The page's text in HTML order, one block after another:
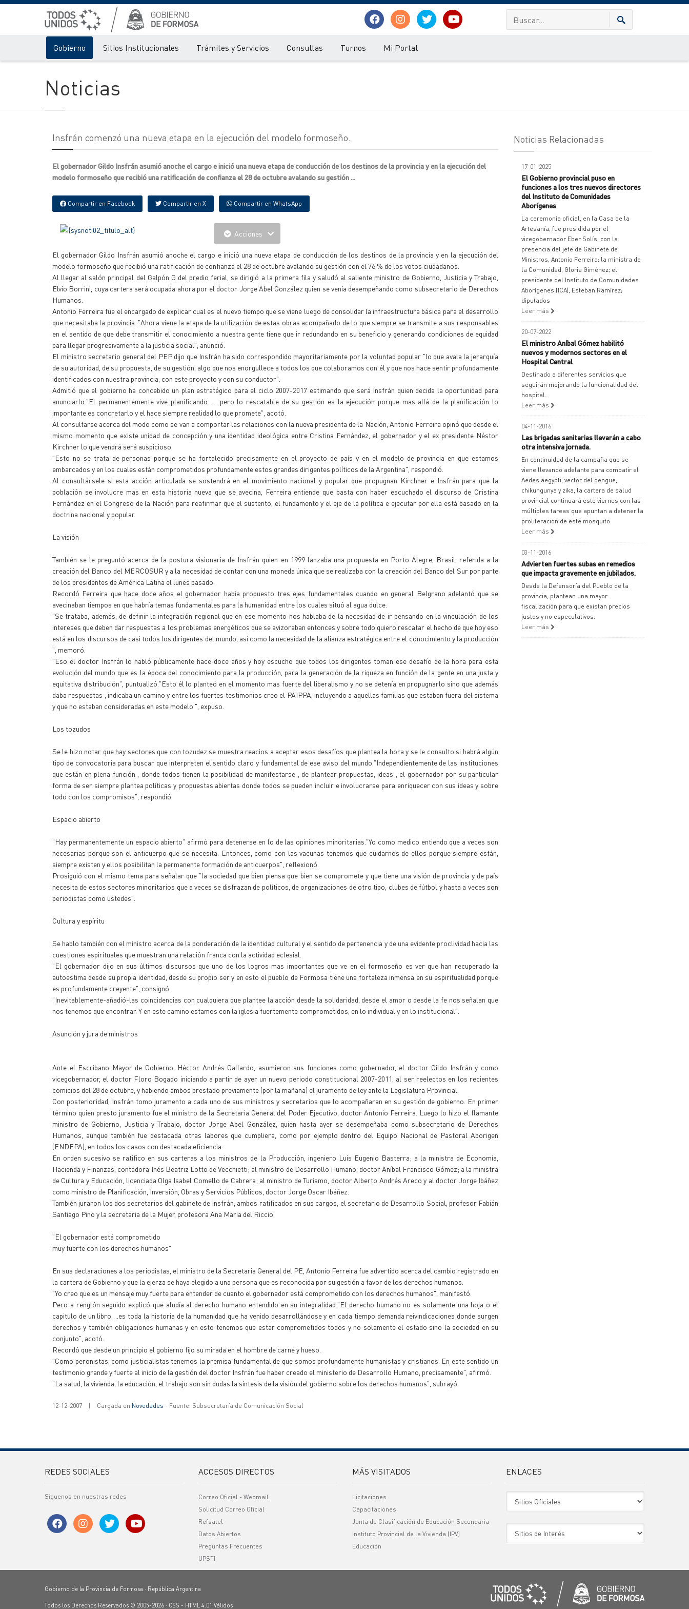
Gobierno Sitios Institucionales Trámites y Servicios Consultas Turnos Mi Portal
Noticias
Insfrán comenzó una nueva etapa en la ejecución del modelo formoseño.
El gobernador Gildo Insfrán asumió anoche el cargo e inició una nueva etapa de conducción de los destinos de la provincia y en la ejecución del
modelo formoseño que recibió una ratificación de confianza el 28 de octubre avalando su gestión ...
Compartir en Facebook Compartir en X Compartir en WhatsApp
Acciones
El gobernador Gildo Insfrán asumió anoche el cargo e inició una nueva etapa de conducción de los destinos de la provincia y en la ejecución del
modelo formoseño que recibió una ratificación de confianza el 28 de octubre avalando su gestión con el 76 % de los votos ciudadanos.
Al llegar al salón principal del Galpón G del predio ferial, se dirigió a la primera fila y saludó al saliente ministro de Gobierno, Justicia y Trabajo,
Elvio Borrini, cuya cartera será ocupada ahora por el doctor Jorge Abel González quien se venía desempeñando como subsecretario de Derechos
Humanos.
Antonio Ferreira fue el encargado de explicar cual es el nuevo tiempo que se viene luego de consolidar la infraestructura básica para el desarrollo
que necesitaba la provincia. "Ahora viene la etapa de la utilización de estas obras acompañado de lo que siempre se transmite a sus responsables
en el sentido de que debe transmitir el conocimiento a nuestra gente tiene que ir redundando en su beneficio y generando condiciones de equidad
para llegar progresivamente a la justicia social", anunció.
El ministro secretario general del PEP dijo que Insfrán ha sido correspondido mayoritariamente por la voluntad popular "lo que avala la jerarquía
de su autoridad, de su propuesta, de su gestión, algo que nos enorgullece a todos los que colaboramos con él y que nos hace sentir profundamente
identificados con nuestra provincia, con este proyecto y con su conductor".
Admitió que el gobierno ha concebido un plan estratégico para el ciclo 2007-2017 estimando que será Insfrán quien decida la oportunidad para
anunciarlo."El permanentemente vive planificando...... pero lo rescatable de su gestión es la ejecución porque mas allá de la planificación lo
importante es concretarlo y el hace siempre realidad lo que promete", acotó.
Al consultarse acerca del modo como se van a comportar las relaciones con la nueva presidenta de la Nación, Antonio Ferreira opinó que desde el
mismo momento que existe unidad de concepción y una identidad ideológica entre Cristina Fernández, el gobernador y el ex presidente Néstor
Kirchner lo que vendrá será auspicioso.
"Esto no se trata de personas porque se ha fortalecido precisamente en el proyecto de país y en el modelo de provincia en que estamos
embarcados y en los cuales están comprometidos profundamente estos grandes dirigentes políticos de la Argentina", respondió.
Al consultársele si esta acción articulada se sostendrá en el movimiento nacional y popular que propugnan Kirchner e Insfrán para que la
población se involucre mas en esta historia nueva que se avecina, Ferreira entiende que basta con haber escuchado el discurso de Cristina
Fernández en el Congreso de la Nación para reafirmar que el sustento, el fundamento y el eje de la política e ejecutar por ella está basado en la
doctrina nacional y popular.
La visión
También se le preguntó acerca de la postura visionaria de Insfrán quien en 1999 lanzaba una propuesta en Porto Alegre, Brasil, referida a la
creación del Banco del MERCOSUR y a la necesidad de contar con una moneda única que se realizaba con la creación del Banco del Sur por parte
de los presidentes de América Latina el lunes pasado.
Recordó Ferreira que hace doce años el gobernador había propuesto tres ejes fundamentales cuando en general Belgrano adelantó que se
avecinaban tiempos en que habría temas fundamentales para la humanidad entre los cuales situó al agua dulce.
"Se trataba, además, de definir la integración regional que en ese momento nos hablaba de la necesidad de ir pensando en la vinculación de los
intereses que deben dar respuestas a los problemas energéticos que se avizoraban entonces y sobre todo quiero rescatar el hecho de que hoy eso
está en los discursos de casi todos los dirigentes del mundo, así como la necesidad de la alianza estratégica entre el conocimiento y la producción
", memoró.
"Eso el doctor Insfrán lo habló públicamente hace doce años y hoy escucho que todos los dirigentes toman ese desafío de la hora para esta
evolución del mundo que es la época del conocimiento para la producción, para la generación de la riqueza en función de la gente en una justa y
equitativa distribución", puntualizó."Esto él lo planteó en el momento mas fuerte del liberalismo y no se detenía en propugnarlo sino que además
daba respuestas , indicaba un camino y entre los fuertes testimonios creo el PAIPPA, incluyendo a aquellas familias que estaban fuera del sistema
y que no estaban consideradas en este modelo ", expuso.
Los tozudos
Se le hizo notar que hay sectores que con tozudez se muestra reacios a aceptar esos desafíos que plantea la hora y se le consulto si habrá algún
tipo de convocatoria para buscar que interpreten el sentido claro y fundamental de ese aviso del mundo."Independientemente de las instituciones
que están en plena función , donde todos tienen la posibilidad de manifestarse , de plantear propuestas, ideas , el gobernador por su particular
forma de ser siempre plantea políticas y propuestas abiertas donde todos se pueden incluir e involucrarse para enriquecer con sus ideas y sobre
todo con los compromisos", respondió.
Espacio abierto
"Hay permanentemente un espacio abierto" afirmó para detenerse en lo de las opiniones minoritarias."Yo como medico entiendo que a veces son
necesarias porque son el anticuerpo que se necesita. Entonces, como con las vacunas tenemos que cuidarnos de ellos porque siempre están,
siempre existen y ellos posibilitan la permanente formación de anticuerpos", reflexionó.
Prosiguió con el mismo tema para señalar que "la sociedad que bien piensa que bien se compromete y que tiene una visión de provincia y de país
necesita de estos sectores minoritarios que a veces se disfrazan de políticos, de organizaciones de otro tipo, clubes de fútbol y hasta a veces son
periodistas como ustedes".
Cultura y espíritu
Se hablo también con el ministro acerca de la ponderación de la identidad cultural y el sentido de pertenencia y de una evidente proclividad hacia las
cuestiones espirituales que muestran una relación franca con la actividad eclesial.
"El gobernador dijo en sus últimos discursos que uno de los logros mas importantes que ve en el formoseño es ver que han recuperado la
autoestima desde su propia identidad, desde su propio ser y en esto el pueblo de Formosa tiene una fortaleza inmensa en su espiritualidad porque
es profundamente creyente", consignó.
"Inevitablemente-añadió-las coincidencias con cualquiera que plantee la acción desde la solidaridad, desde el amor o desde la fe nos señalan que
nos tenemos que encontrar. Y en este camino estamos con la iglesia fuertemente comprometidos, en lo individual y en lo institucional".
Asunción y jura de ministros
Ante el Escribano Mayor de Gobierno, Héctor Andrés Gallardo, asumieron sus funciones como gobernador, el doctor Gildo Insfrán y como
vicegobernador, el doctor Floro Bogado iniciando a partir de ayer un nuevo periodo constitucional 2007-2011, al ser reelectos en los recientes
comicios del 28 de octubre, y habiendo ambos prestado previamente (por la mañana) el juramento de ley ante la Legislatura Provincial.
Con posterioridad, Insfrán tomo juramento a cada uno de sus ministros y secretarios que lo acompañaran en su gestión de gobierno. En primer
término quien presto juramento fue el ministro de la Secretaria General del Poder Ejecutivo, doctor Antonio Ferreira. Luego lo hizo el flamante
ministro de Gobierno, Justicia y Trabajo, doctor Jorge Abel González, quien hasta ayer se desempeñaba como subsecretario de Derechos
Humanos, aunque también fue destacada otras labores que cumpliera, como por ejemplo dentro del Equipo Nacional de Pastoral Aborigen
(ENDEPA), en todos los casos con destacada eficiencia.
En orden sucesivo se ratifico en sus carteras a los ministros de la Producción, ingeniero Luis Eugenio Basterra; a la ministra de Economía,
Hacienda y Finanzas, contadora Inés Beatriz Lotto de Vecchietti; al ministro de Desarrollo Humano, doctor Aníbal Francisco Gómez; a la ministra
de Cultura y Educación, licenciada Olga Isabel Comello de Cabrera; al ministro de Turismo, doctor Alberto Andrés Areco y al doctor Jorge Ibáñez
como ministro de Planificación, Inversión, Obras y Servicios Públicos, doctor Jorge Oscar Ibáñez.
También juraron los dos secretarios del gabinete de Insfrán, ambos ratificados en sus cargos, el secretario de Desarrollo Social, profesor Fabián
Santiago Pino y la secretaria de la Mujer, profesora Ana Maria del Riccio.
"El gobernador está comprometido
muy fuerte con los derechos humanos"
En sus declaraciones a los periodistas, el ministro de la Secretaria General del PE, Antonio Ferreira fue advertido acerca del cambio registrado en
la cartera de Gobierno y que la ejerza se haya elegido a una persona que es reconocida por su gestión a favor de los derechos humanos.
"Yo creo que es un mensaje muy fuerte para entender de cuanto el gobernador está comprometido con los derechos humanos", manifestó.
Pero a renglón seguido explicó que aludía al derecho humano entendido en su integralidad."El derecho humano no es solamente una hoja o el
capitulo de un libro….es toda la historia de la humanidad que ha venido desarrollándose y en cada tiempo demanda reivindicaciones donde surgen
derechos y también obligaciones humanas y en esto tenemos que estar comprometidos todos y no solamente el estado sino la sociedad en su
conjunto", acotó.
Recordó que desde un principio el gobierno fijo su mirada en el hombre de carne y hueso.
"Como peronistas, como justicialistas tenemos la premisa fundamental de que somos profundamente humanistas y cristianos. En este sentido un
testimonio grande y fuerte al inicio de la gestión del doctor Insfrán fue haber creado el ministerio de Desarrollo Humano, precisamente", afirmó.
"La salud, la vivienda, la educación, el trabajo son sin dudas la síntesis de la visión del gobierno sobre los derechos humanos", subrayó.
12-12-2007 | Cargada en Novedades - Fuente: Subsecretaría de Comunicación Social
Noticias Relacionadas
17-01-2025
El Gobierno provincial puso en
funciones a los tres nuevos directores
del Instituto de Comunidades
Aborígenes
La ceremonia oficial, en la Casa de la
Artesanía, fue presidida por el
vicegobernador Eber Solís, con la
presencia del jefe de Gabinete de
Ministros, Antonio Ferreira; la ministra de
la Comunidad, Gloria Giménez; el
presidente del Instituto de Comunidades
Aborígenes (ICA), Esteban Ramírez;
diputados
Leer más
20-07-2022
El ministro Aníbal Gómez habilitó
nuevos y modernos sectores en el
Hospital Central
Destinado a diferentes servicios que
seguirán mejorando la funcionalidad del
hospital.
Leer más
04-11-2016
Las brigadas sanitarias llevarán a cabo
otra intensiva jornada.
En continuidad de la campaña que se
viene llevando adelante para combatir el
Aedes aegypti, vector del dengue,
chikungunya y zika, la cartera de salud
provincial continuará este viernes con las
múltiples tareas que apuntan a detener la
proliferación de este mosquito.
Leer más
03-11-2016
Advierten fuertes subas en remedios
que impacta gravemente en jubilados.
Desde la Defensoría del Pueblo de la
provincia, plantean una mayor
fiscalización para que existan precios
justos y no especulativos.
Leer más
REDES SOCIALES
Síguenos en nuestras redes
ACCESOS DIRECTOS
Correo Oficial - Webmail
Solicitud Correo Oficial
Refsatel
Datos Abiertos
Preguntas Frecuentes
UPSTI
MÁS VISITADOS
Licitaciones
Capacitaciones
Junta de Clasificación de Educación Secundaria
Instituto Provincial de la Vivienda (IPV)
Educación
ENLACES
Gobierno de la Provincia de Formosa · República Argentina
Todos los Derechos Reservados © 2005-2026 · CSS - HTML 4.01 Válidos